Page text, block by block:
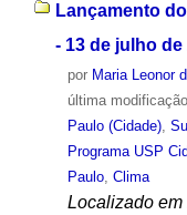
Lançamento
- 13 de julho de
por Maria Leonor
última modificação
Paulo (Cidade),
Programa USP
Paulo, Clima
Localizado em